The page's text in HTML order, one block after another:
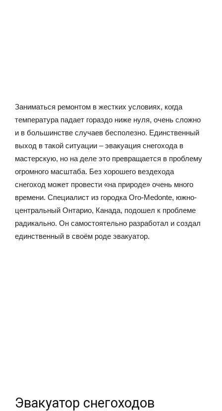
Заниматься ремонтом в жестких условиях, когда
температура падает гораздо ниже нуля, очень сложно
и в большинстве случаев бесполезно. Единственный
выход в такой ситуации – эвакуация снегохода в
мастерскую, но на деле это превращается в проблему
огромного масштаба. Без хорошего вездехода
снегоход может провести «на природе» очень много
времени. Специалист из городка Oro-Medonte, южно-
центральный Онтарио, Канада, подошел к проблеме
радикально. Он самостоятельно разработал и создал
единственный в своём роде эвакуатор.
Эвакуатор снегоходов